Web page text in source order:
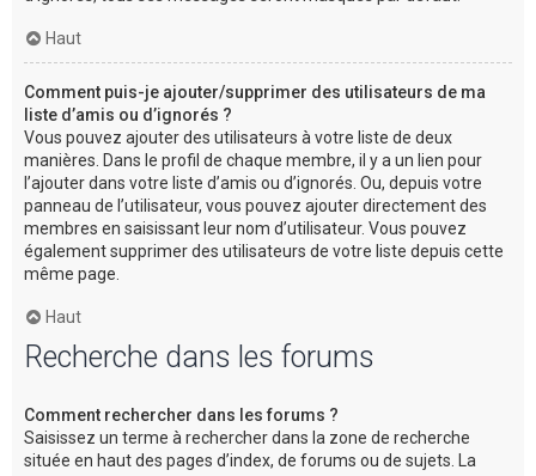
Haut
Comment puis-je ajouter/supprimer des utilisateurs de ma
liste d’amis ou d’ignorés ?
Vous pouvez ajouter des utilisateurs à votre liste de deux
manières. Dans le profil de chaque membre, il y a un lien pour
l’ajouter dans votre liste d’amis ou d’ignorés. Ou, depuis votre
panneau de l’utilisateur, vous pouvez ajouter directement des
membres en saisissant leur nom d’utilisateur. Vous pouvez
également supprimer des utilisateurs de votre liste depuis cette
même page.
Haut
Recherche dans les forums
Comment rechercher dans les forums ?
Saisissez un terme à rechercher dans la zone de recherche
située en haut des pages d’index, de forums ou de sujets. La